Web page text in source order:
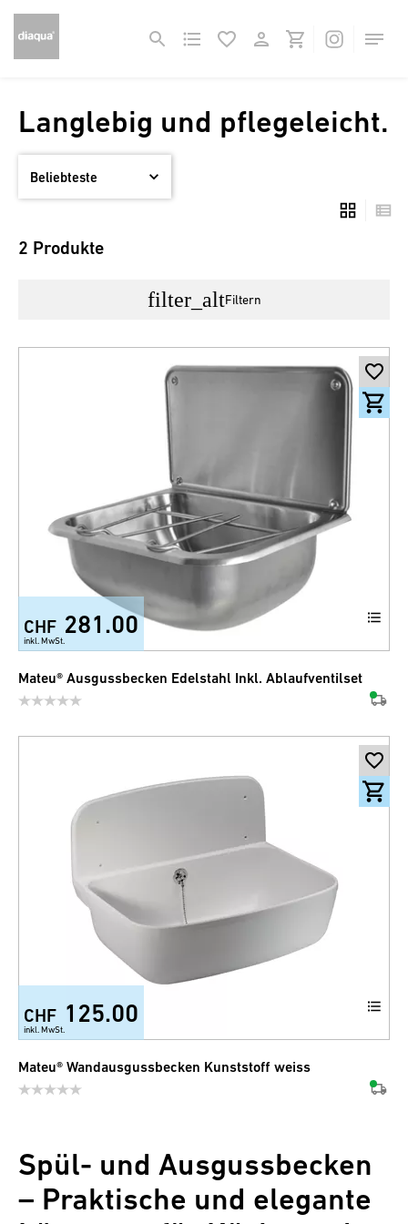
Langlebig und pflegeleicht.
2 Produkte
filter_altFiltern
CHF 281.00
inkl. MwSt.
Mateu® Ausgussbecken Edelstahl Inkl. Ablaufventilset
CHF 125.00
inkl. MwSt.
Mateu® Wandausgussbecken Kunststoff weiss
Spül- und Ausgussbecken
– Praktische und elegante